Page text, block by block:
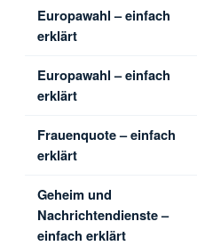
Europawahl – einfach
erklärt
Europawahl – einfach
erklärt
Frauenquote – einfach
erklärt
Geheim und
Nachrichtendienste –
einfach erklärt